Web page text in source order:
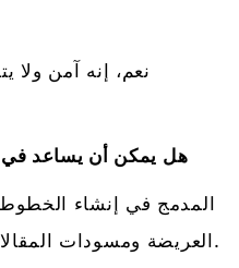
نعم، إنه آمن
هل يمكن أن يساعد في
العريضة ومسودات المقالات وكتابة الأفكار لأي موضوع.